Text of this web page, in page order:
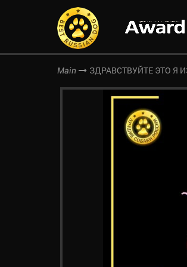
Main ЗДРАВСТВУЙТЕ ЭТО Я